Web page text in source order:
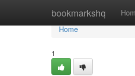
bookmarkshq
Home
Home
1